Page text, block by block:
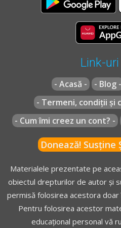
Conducătorul de vehicul
barierele sau semibarierele
semnalul cu lumini roșii și/
funcțiune;
întâlnește indicatorul
simplă, fără bariere",
dublă, fără bariere" sau
locul în care există vizibilitate
sau, după caz, înaintea
înaintea barierelor sau
închise, în curs de coborâre
Link-
- Acasă - - Blog -
- Termeni, condiții și
- Cum îmi creez un cont? -
Donează! Susține
Materialele prezentate pe
obiectul drepturilor de autor și
permisă folosirea acestora doar
Pentru folosirea acestor
educațional personal vă